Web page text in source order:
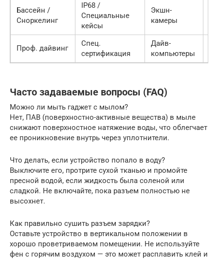
Бассейн /
Сноркелинг
IP68 /
Специальные
кейсы
Экшн-
камеры
Проф. дайвинг
Спец.
сертификация
Дайв-
компьютеры
Часто задаваемые вопросы (FAQ)
Можно ли мыть гаджет с мылом?
Нет, ПАВ (поверхностно-активные вещества) в мыле
снижают поверхностное натяжение воды, что облегчает
ее проникновение внутрь через уплотнители.
Что делать, если устройство попало в воду?
Выключите его, протрите сухой тканью и промойте
пресной водой, если жидкость была соленой или
сладкой. Не включайте, пока разъем полностью не
высохнет.
Как правильно сушить разъем зарядки?
Оставьте устройство в вертикальном положении в
хорошо проветриваемом помещении. Не используйте
фен с горячим воздухом — это может расплавить клей и